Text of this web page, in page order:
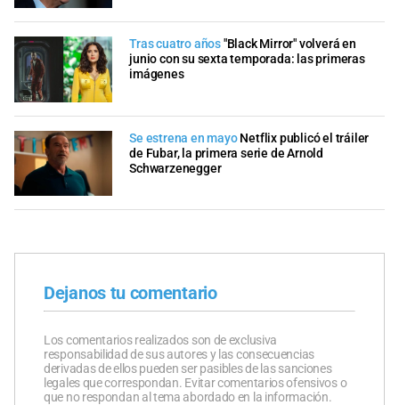
Tras cuatro años"Black Mirror" volverá en
junio con su sexta temporada: las primeras
imágenes
Se estrena en mayo Netflix publicó el tráiler
de Fubar, la primera serie de Arnold
Schwarzenegger
Dejanos tu comentario
Los comentarios realizados son de exclusiva
responsabilidad de sus autores y las consecuencias
derivadas de ellos pueden ser pasibles de las sanciones
legales que correspondan. Evitar comentarios ofensivos o
que no respondan al tema abordado en la información.